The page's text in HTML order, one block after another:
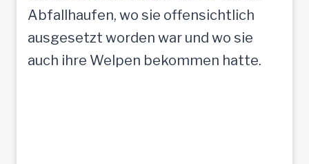
Abfallhaufen, wo sie offensichtlich
ausgesetzt worden war und wo sie
auch ihre Welpen bekommen hatte.